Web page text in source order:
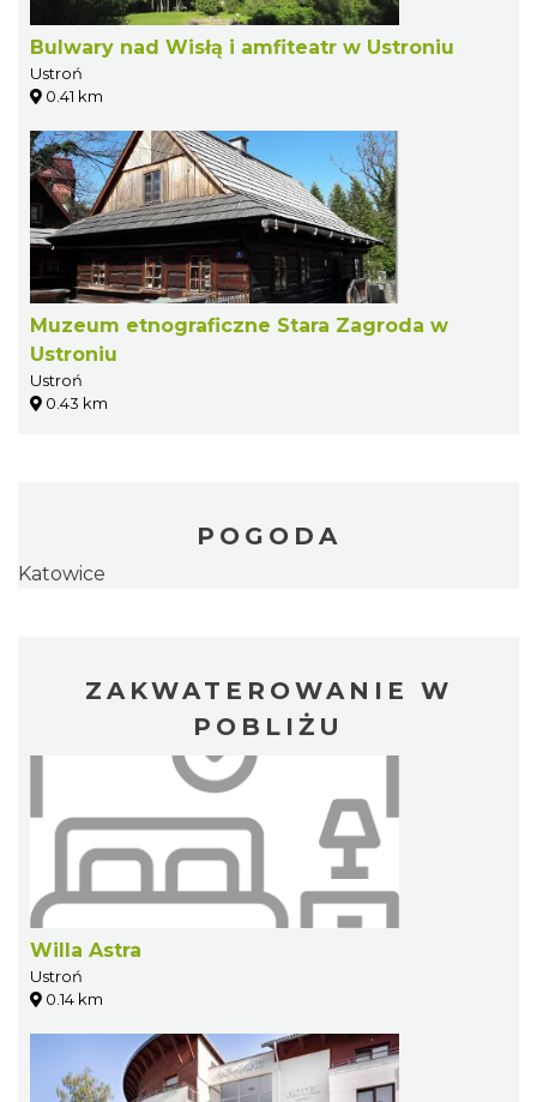
Bulwary nad Wisłą i amfiteatr w Ustroniu
Ustroń
0.41 km
Muzeum etnograficzne Stara Zagroda w
Ustroniu
Ustroń
0.43 km
POGODA
Katowice
ZAKWATEROWANIE W
POBLIŻU
Willa Astra
Ustroń
0.14 km